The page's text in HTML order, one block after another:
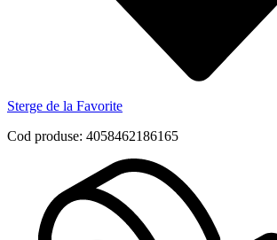
Sterge de la Favorite
Cod produse: 4058462186165